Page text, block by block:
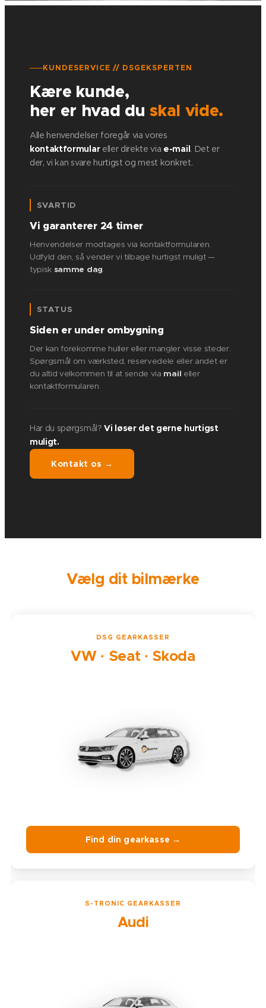
KUNDESERVICE // DSGEKSPERTEN
Kære kunde,
her er hvad duskal vide.
Alle henvendelser foregår via vores
kontaktformulareller direkte via e-mail. Det er
der, vi kan svare hurtigst og mest konkret.
SVARTID
Vi garanterer 24 timer
Henvendelser modtages via kontaktformularen.
Udfyld den, så vender vi tilbage hurtigst muligt —
typisk samme dag.
STATUS
Siden er under ombygning
Der kan forekomme huller eller mangler visse steder.
Spørgsmål om værksted, reservedele eller andet er
du altid velkommen til at sende via mail eller
kontaktformularen.
Har du spørgsmål?Vi løser det gerne hurtigst
muligt.
Kontakt os →
Vælg dit bilmærke
DSG GEARKASSER
VW · Seat · Skoda
Find din gearkasse →
S-TRONIC GEARKASSER
Audi